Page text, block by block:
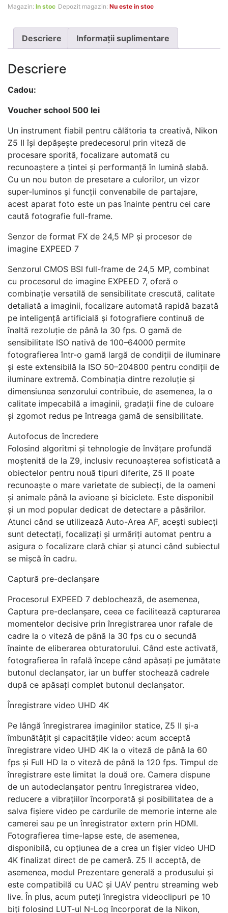
Magazin: In stoc Depozit magazin: Nu este in stoc
Descriere Informații suplimentare
Descriere
Cadou:
Voucher school 500 lei
Un instrument fiabil pentru călătoria ta creativă, Nikon
Z5 II își depășește predecesorul prin viteză de
procesare sporită, focalizare automată cu
recunoaștere a țintei și performanță în lumină slabă.
Cu un nou buton de presetare a culorilor, un vizor
super-luminos și funcții convenabile de partajare,
acest aparat foto este un pas înainte pentru cei care
caută fotografie full-frame.
Senzor de format FX de 24,5 MP și procesor de
imagine EXPEED 7
Senzorul CMOS BSI full-frame de 24,5 MP, combinat
cu procesorul de imagine EXPEED 7, oferă o
combinație versatilă de sensibilitate crescută, calitate
detaliată a imaginii, focalizare automată rapidă bazată
pe inteligență artificială și fotografiere continuă de
înaltă rezoluție de până la 30 fps. O gamă de
sensibilitate ISO nativă de 100–64000 permite
fotografierea într-o gamă largă de condiții de iluminare
și este extensibilă la ISO 50–204800 pentru condiții de
iluminare extremă. Combinația dintre rezoluție și
dimensiunea senzorului contribuie, de asemenea, la o
calitate impecabilă a imaginii, gradații fine de culoare
și zgomot redus pe întreaga gamă de sensibilitate.
Autofocus de încredere
Folosind algoritmi și tehnologie de învățare profundă
moștenită de la Z9, inclusiv recunoașterea sofisticată a
obiectelor pentru nouă tipuri diferite, Z5 II poate
recunoaște o mare varietate de subiecți, de la oameni
și animale până la avioane și biciclete. Este disponibil
și un mod popular dedicat de detectare a păsărilor.
Atunci când se utilizează Auto-Area AF, acești subiecți
sunt detectați, focalizați și urmăriți automat pentru a
asigura o focalizare clară chiar și atunci când subiectul
se mișcă în cadru.
Captură pre-declanșare
Procesorul EXPEED 7 deblochează, de asemenea,
Captura pre-declanșare, ceea ce facilitează capturarea
momentelor decisive prin înregistrarea unor rafale de
cadre la o viteză de până la 30 fps cu o secundă
înainte de eliberarea obturatorului. Când este activată,
fotografierea în rafală începe când apăsați pe jumătate
butonul declanșator, iar un buffer stochează cadrele
după ce apăsați complet butonul declanșator.
Înregistrare video UHD 4K
Pe lângă înregistrarea imaginilor statice, Z5 II și-a
îmbunătățit și capacitățile video: acum acceptă
înregistrare video UHD 4K la o viteză de până la 60
fps și Full HD la o viteză de până la 120 fps. Timpul de
înregistrare este limitat la două ore. Camera dispune
de un autodeclanșator pentru înregistrarea video,
reducere a vibrațiilor încorporată și posibilitatea de a
salva fișiere video pe cardurile de memorie interne ale
camerei sau pe un înregistrator extern prin HDMI.
Fotografierea time-lapse este, de asemenea,
disponibilă, cu opțiunea de a crea un fișier video UHD
4K finalizat direct de pe cameră. Z5 II acceptă, de
asemenea, modul Prezentare generală a produsului și
este compatibilă cu UAC și UAV pentru streaming web
live. În plus, acum puteți înregistra videoclipuri pe 10
biți folosind LUT-ul N-Log încorporat de la Nikon,